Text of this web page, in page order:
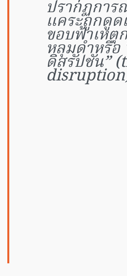
ปรากฏกา
แคระถูกดูด
ขอบฟ้าเหตุ
หลุมดำหรือ
ดิสรัปชัน”